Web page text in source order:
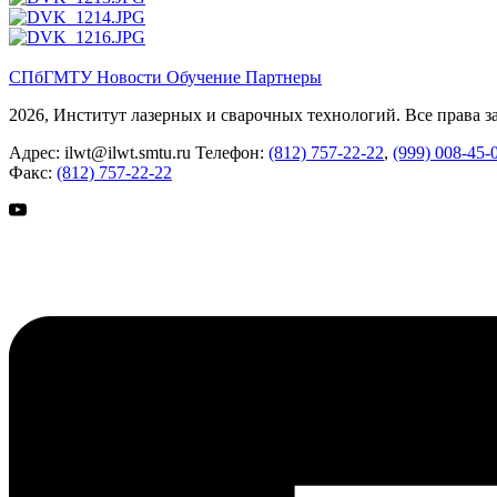
СПбГМТУНовости Обучение Партнеры
2026, Институт лазерных и сварочных технологий. Все права
Адрес: ilwt@ilwt.smtu.ru Телефон: (812) 757-22-22, (999) 008-45-
Факс: (812) 757-22-22